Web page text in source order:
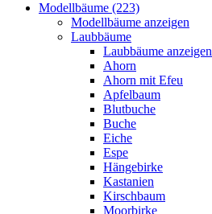
Modellbäume (223)
Modellbäume anzeigen
Laubbäume
Laubbäume anzeigen
Ahorn
Ahorn mit Efeu
Apfelbaum
Blutbuche
Buche
Eiche
Espe
Hängebirke
Kastanien
Kirschbaum
Moorbirke